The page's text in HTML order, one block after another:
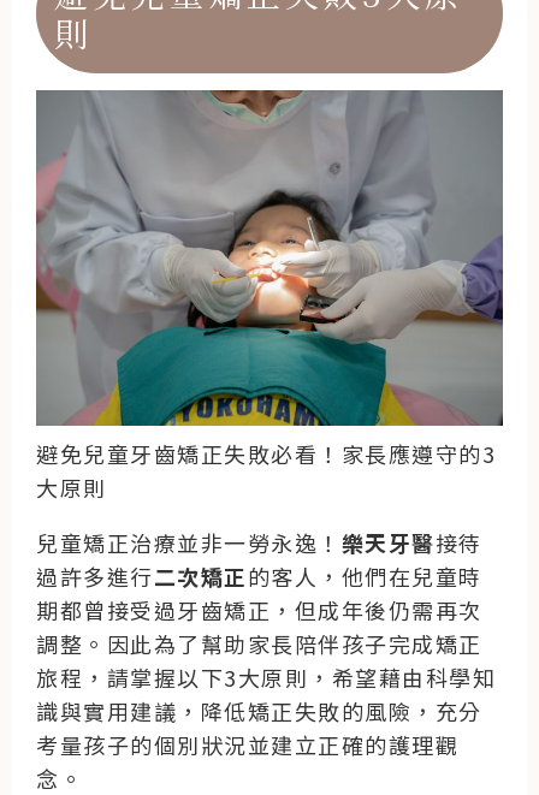
則
避免兒童牙齒矯正失敗必看！家長應遵守的3
大原則
兒童矯正治療並非一勞永逸！ 樂天牙醫接待
過許多進行二次矯正的客人，他們在兒童時
期都曾接受過牙齒矯正，但成年後仍需再次
調整。因此為了幫助家長陪伴孩子完成矯正
旅程，請掌握以下3大原則，希望藉由科學知
識與實用建議，降低矯正失敗的風險，充分
考量孩子的個別狀況並建立正確的護理觀
念。